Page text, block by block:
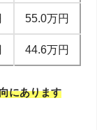
55.0万円
44.6万円
にあります